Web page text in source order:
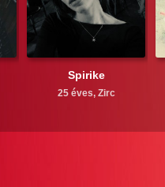
Spirike
25 éves, Zirc